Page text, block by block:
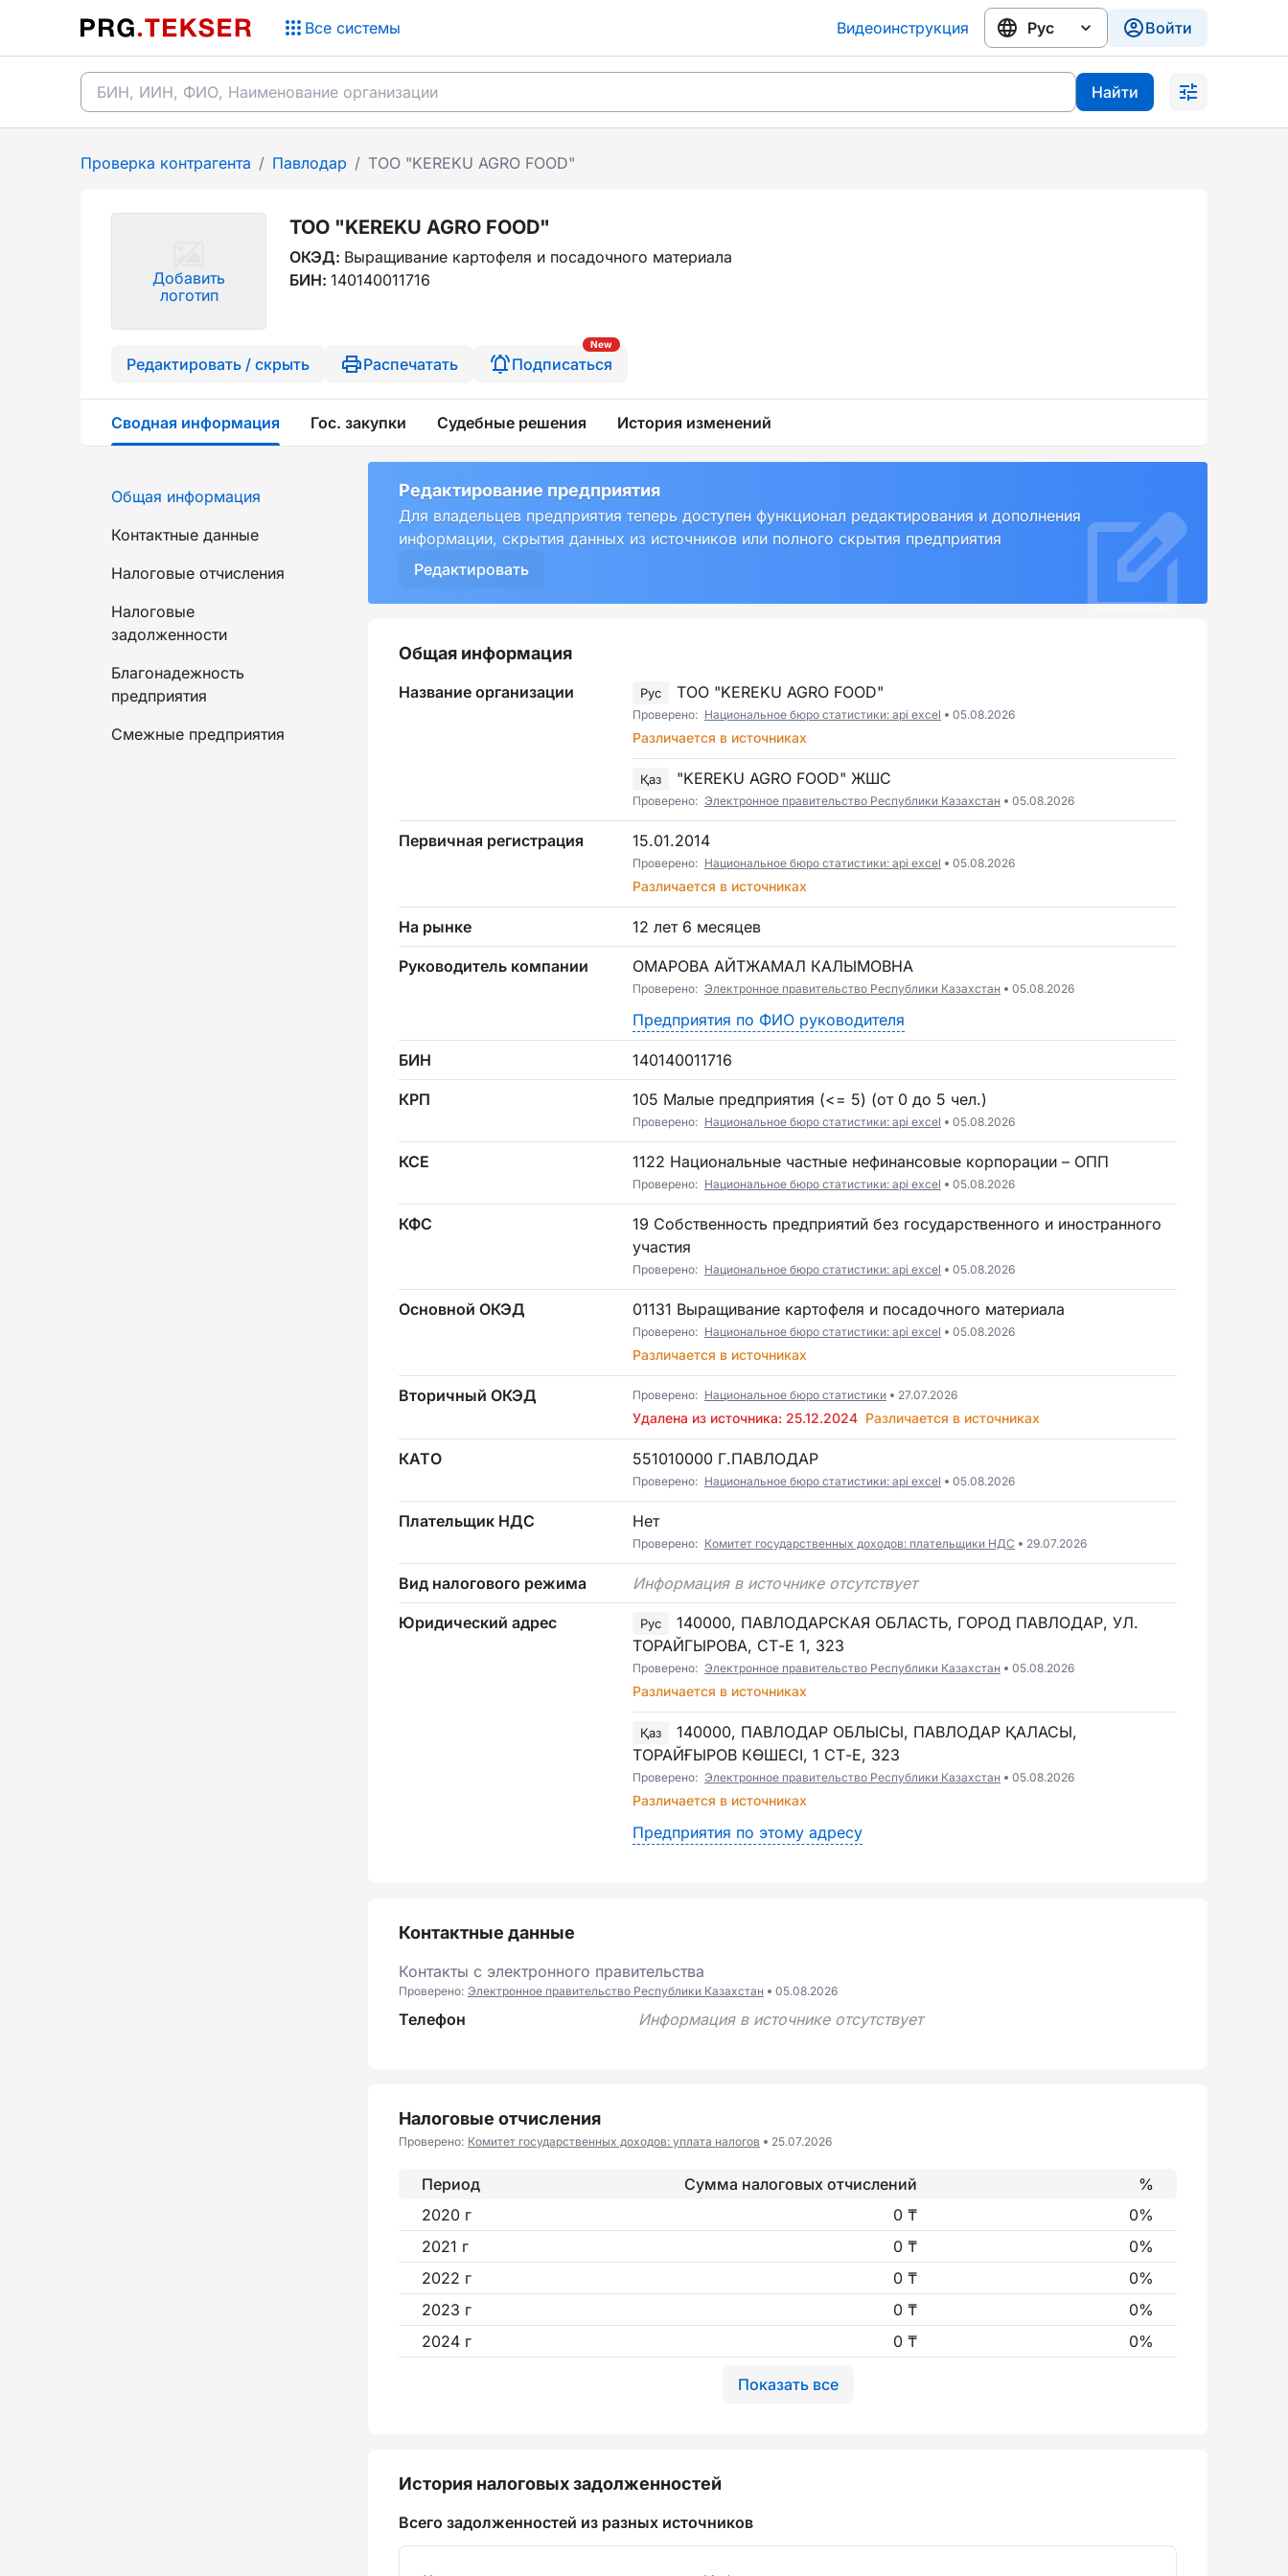
Все системы Видеоинструкция Войти
Найти
Проверка контрагента / Павлодар / ТОО "KEREKU AGRO FOOD"
Добавить
логотип
ТОО "KEREKU AGRO FOOD"
ОКЭД: Выращивание картофеля и посадочного материала
БИН: 140140011716
Редактировать / скрыть Распечатать
New
Подписаться
Сводная информация Гос. закупки Судебные решения История изменений
Общая информация
Контактные данные
Налоговые отчисления
Налоговые
задолженности
Благонадежность
предприятия
Смежные предприятия
Редактирование предприятия
Для владельцев предприятия теперь доступен функционал редактирования и дополнения
информации, скрытия данных из источников или полного скрытия предприятия
Редактировать
Общая информация
Название организации Рус ТОО "KEREKU AGRO FOOD"
Проверено: Национальное бюро статистики: api excel 05.08.2026
Различается в источниках
Қаз "KEREKU AGRO FOOD" ЖШС
Проверено: Электронное правительство Республики Казахстан 05.08.2026
Первичная регистрация 15.01.2014
Проверено: Национальное бюро статистики: api excel 05.08.2026
Различается в источниках
На рынке 12 лет 6 месяцев
Руководитель компании ОМАРОВА АЙТЖАМАЛ КАЛЫМОВНА
Проверено: Электронное правительство Республики Казахстан 05.08.2026
Предприятия по ФИО руководителя
БИН 140140011716
КРП 105 Малые предприятия (<= 5) (от 0 до 5 чел.)
Проверено: Национальное бюро статистики: api excel 05.08.2026
КСЕ 1122 Национальные частные нефинансовые корпорации – ОПП
Проверено: Национальное бюро статистики: api excel 05.08.2026
КФС
19 Собственность предприятий без государственного и иностранного
участия
Проверено: Национальное бюро статистики: api excel 05.08.2026
Основной ОКЭД 01131 Выращивание картофеля и посадочного материала
Проверено: Национальное бюро статистики: api excel 05.08.2026
Различается в источниках
Вторичный ОКЭД Проверено: Национальное бюро статистики 27.07.2026
Удалена из источника: 25.12.2024 Различается в источниках
КАТО 551010000 Г.ПАВЛОДАР
Проверено: Национальное бюро статистики: api excel 05.08.2026
Плательщик НДС Нет
Проверено: Комитет государственных доходов: плательщики НДС 29.07.2026
Вид налогового режима Информация в источнике отсутствует
Юридический адрес Рус
140000, ПАВЛОДАРСКАЯ ОБЛАСТЬ, ГОРОД ПАВЛОДАР, УЛ.
ТОРАЙГЫРОВА, СТ-Е 1, 323
Проверено: Электронное правительство Республики Казахстан 05.08.2026
Различается в источниках
Қаз
140000, ПАВЛОДАР ОБЛЫСЫ, ПАВЛОДАР ҚАЛАСЫ,
ТОРАЙҒЫРОВ КӨШЕСІ, 1 СТ-Е, 323
Проверено: Электронное правительство Республики Казахстан 05.08.2026
Различается в источниках
Предприятия по этому адресу
Контактные данные
Контакты с электронного правительства
Проверено: Электронное правительство Республики Казахстан 05.08.2026
Телефон Информация в источнике отсутствует
Налоговые отчисления
Проверено: Комитет государственных доходов: уплата налогов 25.07.2026
Период Сумма налоговых отчислений
%
2020 г
0 ₸
0%
2021 г
0 ₸
0%
2022 г
0 ₸
0%
2023 г
0 ₸
0%
2024 г
0 ₸ 0%
Показать все
История налоговых задолженностей
Всего задолженностей из разных источников